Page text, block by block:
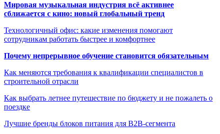
Мировая музыкальная индустрия всё активнее
сближается с кино: новый глобальный тренд
Технологичный офис: какие изменения помогают
сотрудникам работать быстрее и комфортнее
Почему непрерывное обучение становится обязательным
Как меняются требования к квалификации специалистов в
строительной отрасли
Как выбрать летнее путешествие по бюджету и не пожалеть о
поездке
Лучшие бренды блоков питания для B2B-сегмента